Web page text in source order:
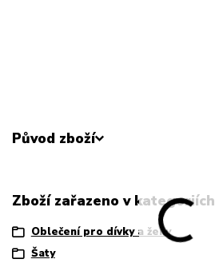
Původ zboží
Zboží zařazeno v kategoriích
Oblečení pro dívky a ženy
Šaty